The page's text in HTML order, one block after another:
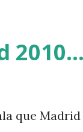
que